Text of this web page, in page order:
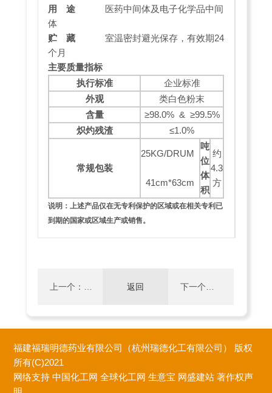
用 途 医药中间体及电子化学品中间
体
贮 藏 室温密封避光保存，有效期24
个月
主要质量指标
执行标准
企业标准
外观
类白色粉末
含量
≥98.0% & ≥99.5%
炽灼残渣
≤1.0%
常规包装
25KG/DRUM
41cm*63cm
吨
位
体
积
约
4.3
方
说明：上述产品仅在无专利保护的区域或在相关专利已
到期的国家或区域生产或销售。
上一个：
氢-1-萘甲
返回 下一个：
福建福瑞明德药业有限公司（杭州瑞德化工有限公司） 版权
所有(C)2021
网络支持 中国化工网 全球化工网 生意宝 网盛建站 著作权声